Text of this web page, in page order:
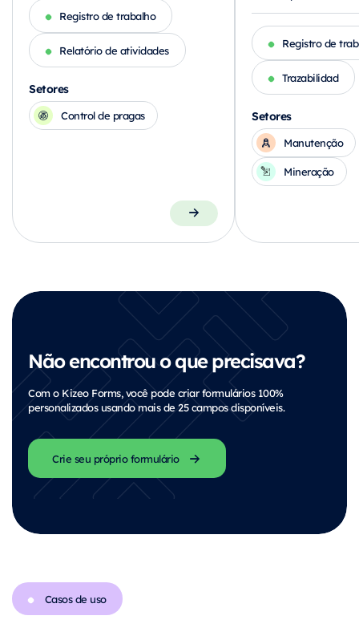
Registro de trabalho
Relatório de atividades
Setores
Control de pragas
Registro de
Trazabilidad
Setores
Manutenção
Mineração
Não encontrou o que precisava?
Com o Kizeo Forms, você pode criar formulários 100%
personalizados usando mais de 25 campos disponíveis.
Crie seu próprio formulário
Casos de uso